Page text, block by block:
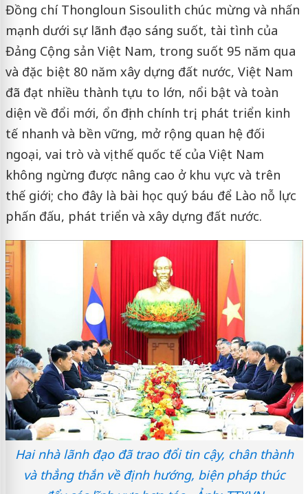
Đồng chí Thongloun Sisoulith chúc mừng và nhấn
mạnh dưới sự lãnh đạo sáng suốt, tài tình của
Đảng Cộng sản Việt Nam, trong suốt 95 năm qua
và đặc biệt 80 năm xây dựng đất nước, Việt Nam
đã đạt nhiều thành tựu to lớn, nổi bật và toàn
diện về đổi mới, ổn định chính trị, phát triển kinh
tế nhanh và bền vững, mở rộng quan hệ đối
ngoại, vai trò và vị thế quốc tế của Việt Nam
không ngừng được nâng cao ở khu vực và trên
thế giới; cho đây là bài học quý báu để Lào nỗ lực
phấn đấu, phát triển và xây dựng đất nước.
Hai nhà lãnh đạo đã trao đổi tin cậy, chân thành
và thẳng thắn về định hướng, biện pháp thúc